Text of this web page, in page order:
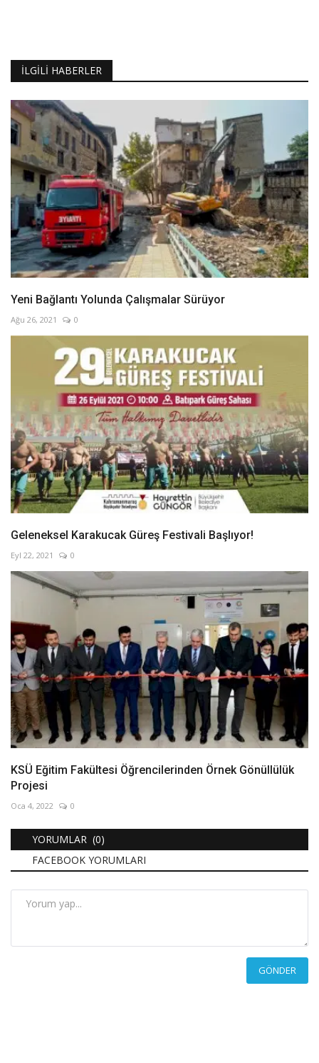
İLGILI HABERLER
Yeni Bağlantı Yolunda Çalışmalar Sürüyor
Ağu 26, 2021 0
Geleneksel Karakucak Güreş Festivali Başlıyor!
Eyl 22, 2021 0
KSÜ Eğitim Fakültesi Öğrencilerinden Örnek Gönüllülük
Projesi
Oca 4, 2022 0
YORUMLAR (0)
FACEBOOK YORUMLARI
GÖNDER